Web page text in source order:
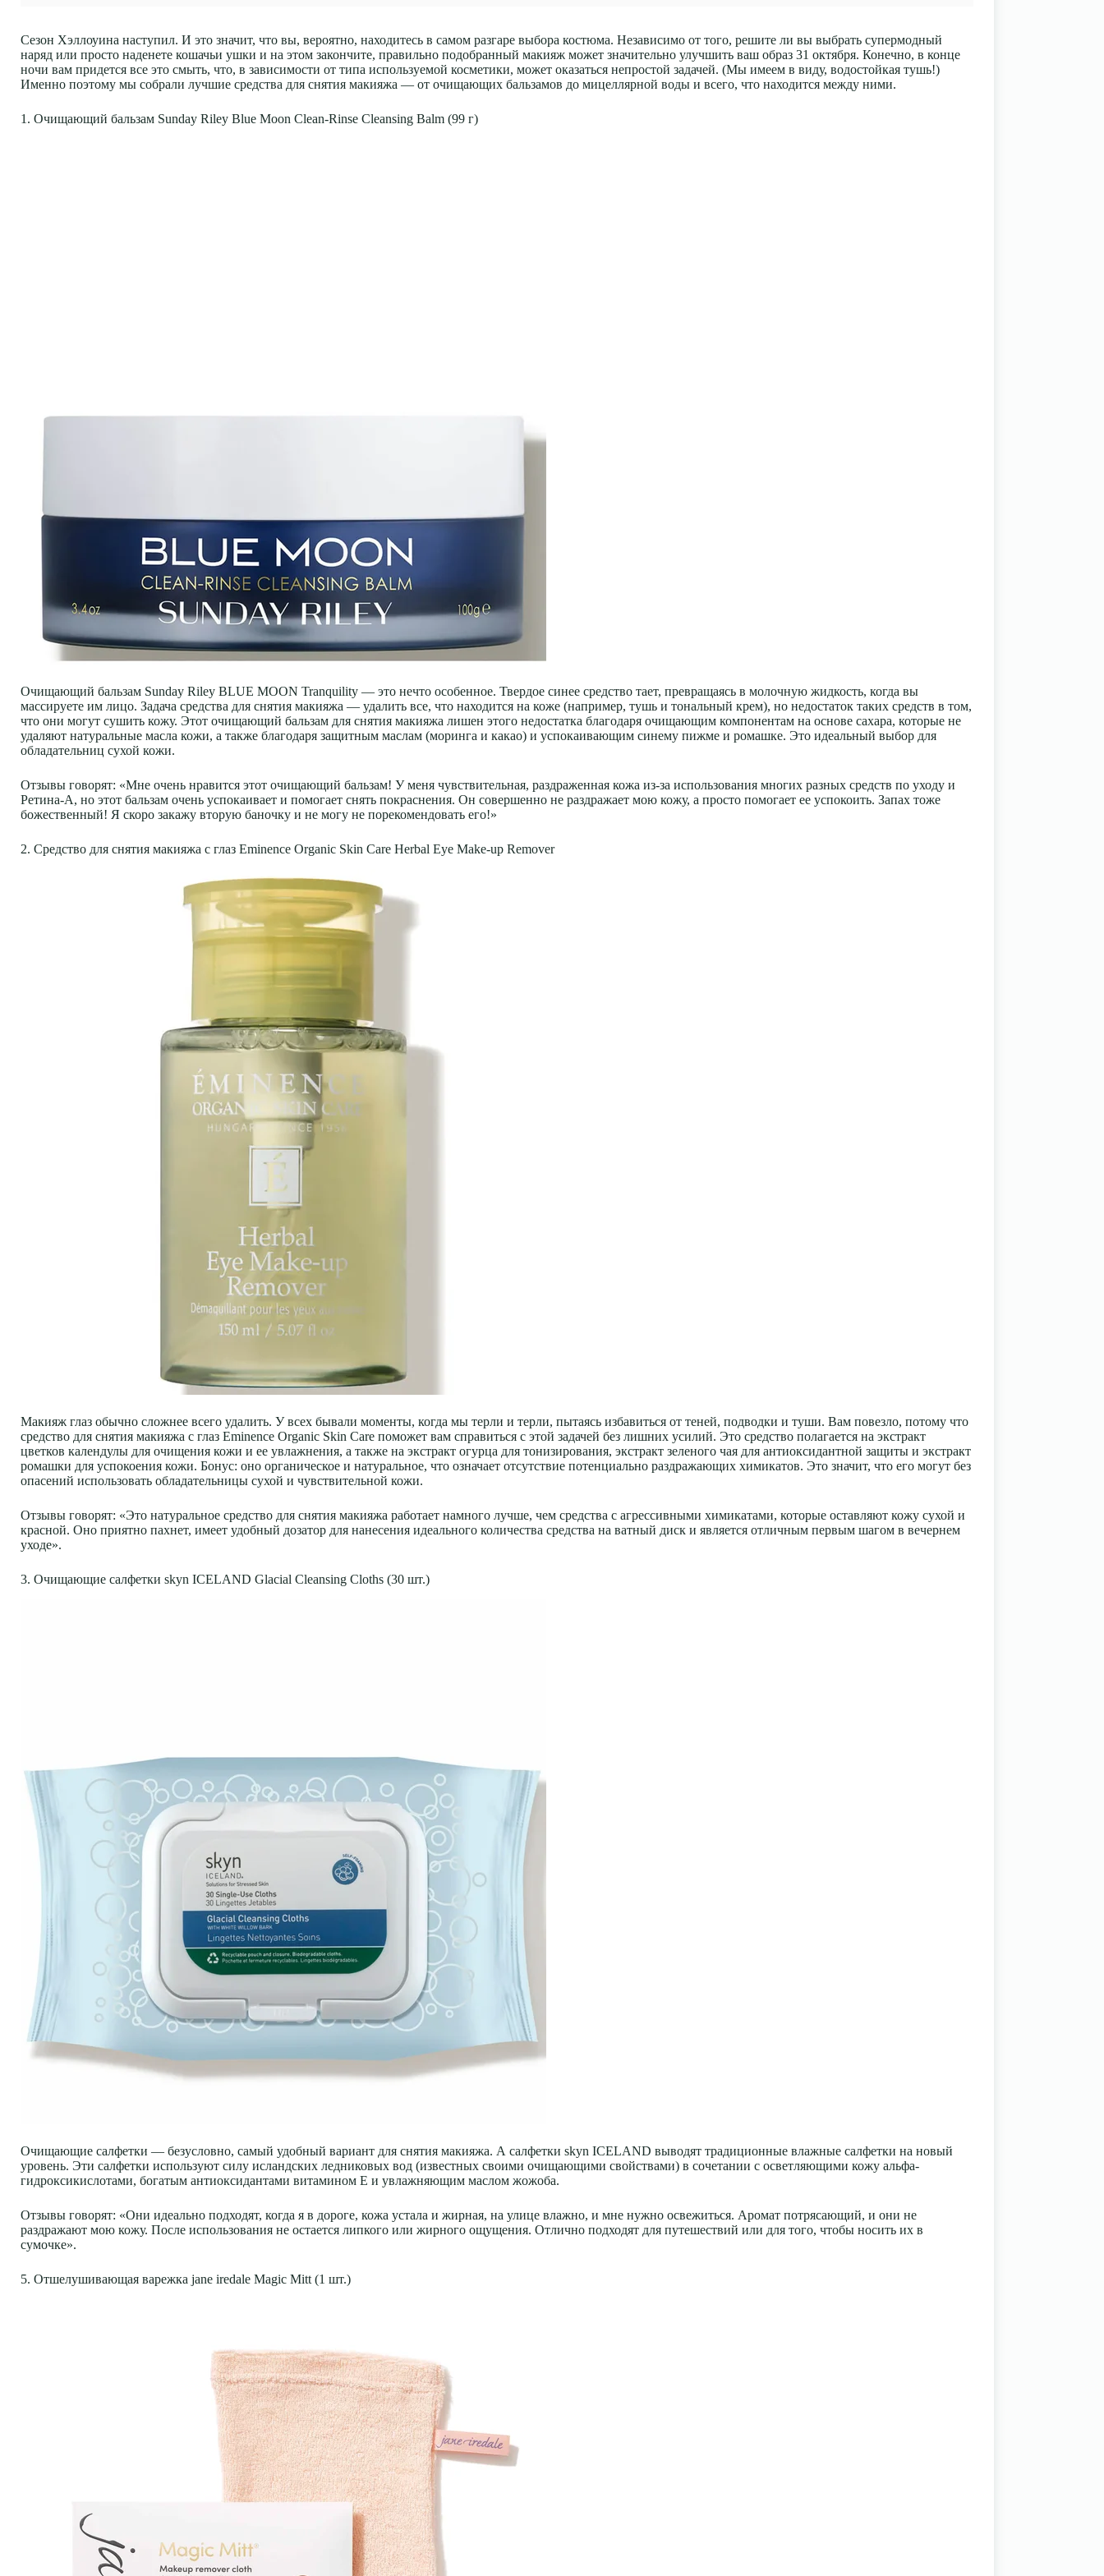
Сезон Хэллоуина наступил. И это значит, что вы, вероятно, находитесь в самом разгаре выбора костюма. Независимо от того, решите ли вы выбрать супермодный
наряд или просто наденете кошачьи ушки и на этом закончите, правильно подобранный макияж может значительно улучшить ваш образ 31 октября. Конечно, в конце
ночи вам придется все это смыть, что, в зависимости от типа используемой косметики, может оказаться непростой задачей. (Мы имеем в виду, водостойкая тушь!)
Именно поэтому мы собрали лучшие средства для снятия макияжа — от очищающих бальзамов до мицеллярной воды и всего, что находится между ними.
1. Очищающий бальзам Sunday Riley Blue Moon Clean-Rinse Cleansing Balm (99 г)
Очищающий бальзам Sunday Riley BLUE MOON Tranquility — это нечто особенное. Твердое синее средство тает, превращаясь в молочную жидкость, когда вы
массируете им лицо. Задача средства для снятия макияжа — удалить все, что находится на коже (например, тушь и тональный крем), но недостаток таких средств в том,
что они могут сушить кожу. Этот очищающий бальзам для снятия макияжа лишен этого недостатка благодаря очищающим компонентам на основе сахара, которые не
удаляют натуральные масла кожи, а также благодаря защитным маслам (моринга и какао) и успокаивающим синему пижме и ромашке. Это идеальный выбор для
обладательниц сухой кожи.
Отзывы говорят: «Мне очень нравится этот очищающий бальзам! У меня чувствительная, раздраженная кожа из-за использования многих разных средств по уходу и
Ретина-А, но этот бальзам очень успокаивает и помогает снять покраснения. Он совершенно не раздражает мою кожу, а просто помогает ее успокоить. Запах тоже
божественный! Я скоро закажу вторую баночку и не могу не порекомендовать его!»
2. Средство для снятия макияжа с глаз Eminence Organic Skin Care Herbal Eye Make-up Remover
Макияж глаз обычно сложнее всего удалить. У всех бывали моменты, когда мы терли и терли, пытаясь избавиться от теней, подводки и туши. Вам повезло, потому что
средство для снятия макияжа с глаз Eminence Organic Skin Care поможет вам справиться с этой задачей без лишних усилий. Это средство полагается на экстракт
цветков календулы для очищения кожи и ее увлажнения, а также на экстракт огурца для тонизирования, экстракт зеленого чая для антиоксидантной защиты и экстракт
ромашки для успокоения кожи. Бонус: оно органическое и натуральное, что означает отсутствие потенциально раздражающих химикатов. Это значит, что его могут без
опасений использовать обладательницы сухой и чувствительной кожи.
Отзывы говорят: «Это натуральное средство для снятия макияжа работает намного лучше, чем средства с агрессивными химикатами, которые оставляют кожу сухой и
красной. Оно приятно пахнет, имеет удобный дозатор для нанесения идеального количества средства на ватный диск и является отличным первым шагом в вечернем
уходе».
3. Очищающие салфетки skyn ICELAND Glacial Cleansing Cloths (30 шт.)
Очищающие салфетки — безусловно, самый удобный вариант для снятия макияжа. А салфетки skyn ICELAND выводят традиционные влажные салфетки на новый
уровень. Эти салфетки используют силу исландских ледниковых вод (известных своими очищающими свойствами) в сочетании с осветляющими кожу альфа-
гидроксикислотами, богатым антиоксидантами витамином Е и увлажняющим маслом жожоба.
Отзывы говорят: «Они идеально подходят, когда я в дороге, кожа устала и жирная, на улице влажно, и мне нужно освежиться. Аромат потрясающий, и они не
раздражают мою кожу. После использования не остается липкого или жирного ощущения. Отлично подходят для путешествий или для того, чтобы носить их в
сумочке».
5. Отшелушивающая варежка jane iredale Magic Mitt (1 шт.)